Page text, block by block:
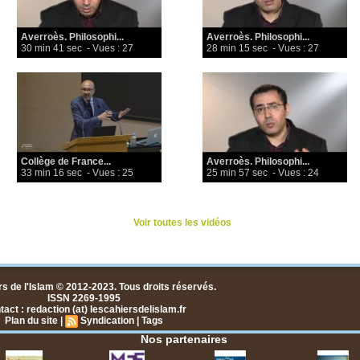
Averroès. Philosophi...
30 min 41 sec - Vues : 27
Averroès. Philosophi...
28 min 15 sec - Vues : 27
Collège de France...
33 min 16 sec - Vues : 25
Averroès. Philosophi...
25 min 57 sec - Vues : 24
Voir toutes les vidéos
de l'Islam © 2012-2023. Tous droits réservés.
ISSN 2269-1995
: redaction (at) lescahiersdelislam.fr
Plan du site
Syndication Tags
Nos partenaires